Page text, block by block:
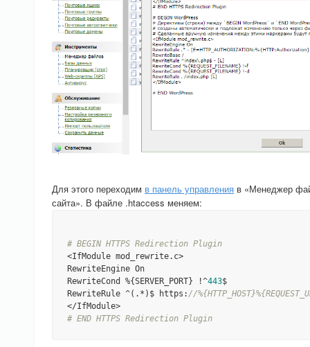
Для этого переходим в панель управления в «Менеджер
сайта». В файле .htaccess меняем:
# BEGIN HTTPS Redirection Plugin
<IfModule mod_rewrite.c>
RewriteEngine On
RewriteCond %{SERVER_PORT} !^443$
RewriteRule ^(.*)$ https: //
# END HTTPS Redirection Plugin